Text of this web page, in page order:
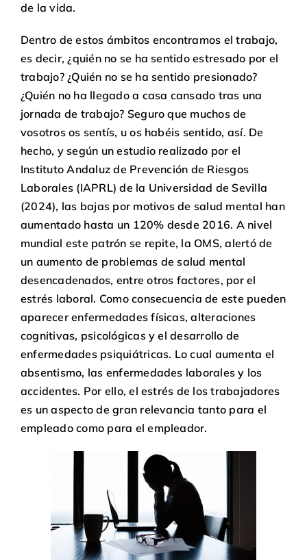
de la vida.
Dentro de estos ámbitos encontramos el trabajo,
es decir, ¿quién no se ha sentido estresado por el
trabajo? ¿Quién no se ha sentido presionado?
¿Quién no ha llegado a casa cansado tras una
jornada de trabajo? Seguro que muchos de
vosotros os sentís, u os habéis sentido, así. De
hecho, y según un estudio realizado por el
Instituto Andaluz de Prevención de Riesgos
Laborales (IAPRL) de la Universidad de Sevilla
(2024), las bajas por motivos de salud mental han
aumentado hasta un 120% desde 2016. A nivel
mundial este patrón se repite, la OMS, alertó de
un aumento de problemas de salud mental
desencadenados, entre otros factores, por el
estrés laboral. Como consecuencia de este pueden
aparecer enfermedades físicas, alteraciones
cognitivas, psicológicas y el desarrollo de
enfermedades psiquiátricas. Lo cual aumenta el
absentismo, las enfermedades laborales y los
accidentes. Por ello, el estrés de los trabajadores
es un aspecto de gran relevancia tanto para el
empleado como para el empleador.